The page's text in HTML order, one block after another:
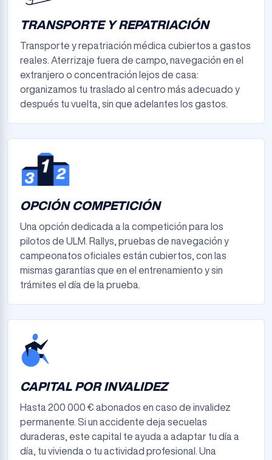
TRANSPORTE Y REPATRIACIÓN
Transporte y repatriación médica cubiertos a gastos
reales. Aterrizaje fuera de campo, navegación en el
extranjero o concentración lejos de casa:
organizamos tu traslado al centro más adecuado y
después tu vuelta, sin que adelantes los gastos.
OPCIÓN COMPETICIÓN
Una opción dedicada a la competición para los
pilotos de ULM. Rallys, pruebas de navegación y
campeonatos oficiales están cubiertos, con las
mismas garantías que en el entrenamiento y sin
trámites el día de la prueba.
CAPITAL POR INVALIDEZ
Hasta 200 000 € abonados en caso de invalidez
permanente. Si un accidente deja secuelas
duraderas, este capital te ayuda a adaptar tu día a
día, tu vivienda o tu actividad profesional. Una